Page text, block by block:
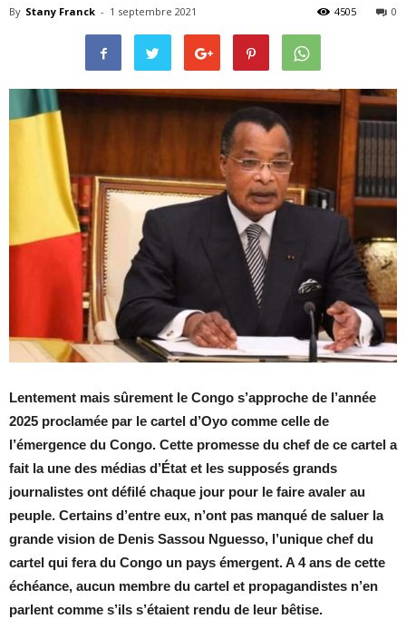
By Stany Franck - 1 septembre 2021 0
4505
Lentement mais sûrement le Congo s’approche de l’année
2025 proclamée par le cartel d’Oyo comme celle de
l’émergence du Congo. Cette promesse du chef de ce cartel a
fait la une des médias d’État et les supposés grands
journalistes ont défilé chaque jour pour le faire avaler au
peuple. Certains d’entre eux, n’ont pas manqué de saluer la
grande vision de Denis Sassou Nguesso, l’unique chef du
cartel qui fera du Congo un pays émergent. A 4 ans de cette
échéance, aucun membre du cartel et propagandistes n’en
parlent comme s’ils s’étaient rendu de leur bêtise.